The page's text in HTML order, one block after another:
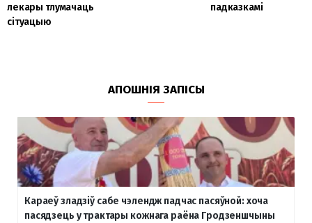
лекары тлумачаць
сітуацыю
падказкамі
АПОШНІЯ ЗАПІСЫ
Караеў зладзіў сабе чэлендж падчас пасяўной: хоча
пасядзець у трактары кожнага раёна Гродзеншчыны